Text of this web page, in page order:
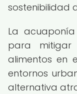
sostenibilidad
La
para
alimentos en
entornos
alternativa